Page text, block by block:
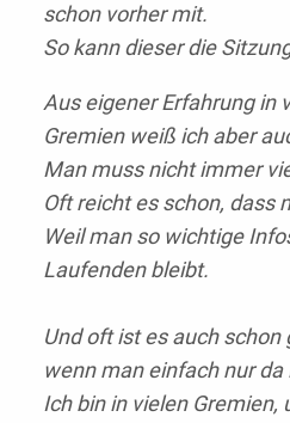
schon vorher mit.
So kann dieser die
Aus eigener Erfahrung in
Gremien weiß ich aber
Man muss nicht immer
Oft reicht es schon, dass
Weil man so wichtige
Laufenden bleibt.
Und oft ist es auch schon
wenn man einfach nur da
Ich bin in vielen Gremien,